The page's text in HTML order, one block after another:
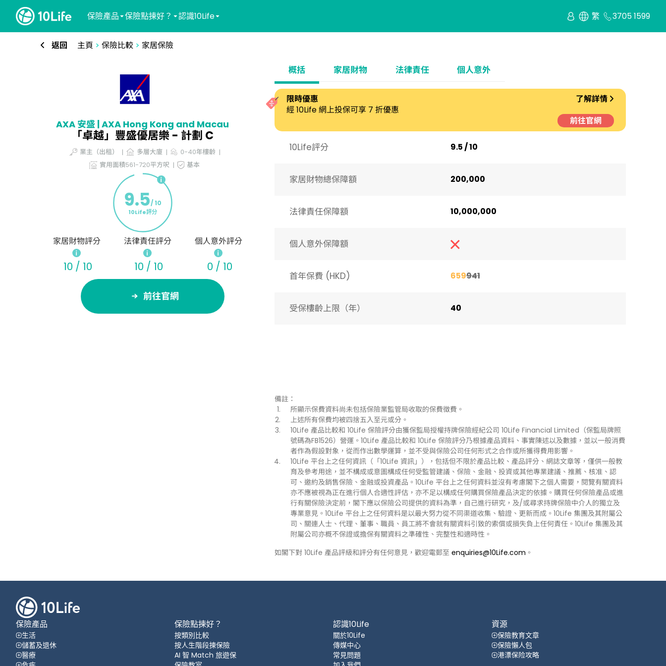
保險產品 保險點揀好？ 認識10Life 繁 3705 1599
返回 主頁 > 保險比較> 家居保險
AXA 安盛 | AXA Hong Kong and Macau
「卓越」豐盛優居樂 - 計劃 C
業主（出租） 多層大廈
0-40年樓齡
實用面積561-720平方呎
基本
9.5/ 10
10Life評分
家居財物評分
10 / 10
法律責任評分
10 / 10
個人意外評分
0 / 10
前往官網
概括 家居財物 法律責任 個人意外
限時優惠
了解詳情
經 10Life 網上投保可享 7 折優惠
前往官網
10Life評分 9.5 / 10
家居財物總保障額 200,000
法律責任保障額 10,000,000
個人意外保障額
首年保費 (HKD) 659941
受保樓齡上限（年）​ 40
備註：
所顯示保費資料尚未包括保險業監管局收取的保費徵費。
上述所有保費均被四捨五入至元或分。
10Life 產品比較和 10Life 保險評分由獲保監局授權持牌保險經紀公司 10Life Financial Limited（保監局牌照
號碼為FB1526）營運。10Life 產品比較和 10Life 保險評分乃根據產品資料、事實陳述以及數據，並以一般消費
者作為假設對象，從而作出數學運算，並不受與保險公司任何形式之合作或所獲得費用影響。
10Life 平台上之任何資訊（「10Life 資訊」），包括但不限於產品比較、產品評分、網誌文章等，僅供一般教
育及參考用途，並不構成或意圖構成任何受監管建議、保險、金融、投資或其他專業建議、推薦、核准、認
可、邀約及銷售保險、金融或投資產品。10Life 平台上之任何資料並沒有考慮閣下之個人需要，閱覽有關資料
亦不應被視為正在進行個人合適性評估，亦不足以構成任何購買保險產品決定的依據。購買任何保險產品或進
行有關保險決定前，閣下應以保險公司提供的資料為準，自己進行研究，及/或尋求持牌保險中介人的獨立及
專業意見。10Life 平台上之任何資料是以最大努力從不同渠道收集、驗證、更新而成。10Life 集團及其附屬公
司、關連人士、代理、董事、職員、員工將不會就有關資料引致的索償或損失負上任何責任。10Life 集團及其
附屬公司亦概不保證或擔保有關資料之準確性、完整性和適時性。
如閣下對 10Life 產品評級和評分有任何意見，歡迎電郵至 enquiries@10Life.com 。
保險產品
生活
儲蓄及退休
醫療
保險點揀好？
按類別比較
按人生階段揀保險
AI 智 Match 旅遊保
認識10Life
關於10Life
傳媒中心
常見問題
資源
保險教育文章
保險懶人包
港漂保险攻略